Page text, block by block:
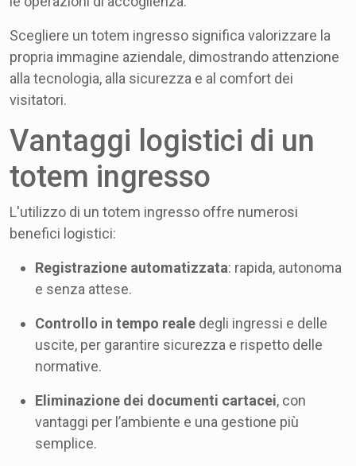
Scegliere un totem ingresso significa valorizzare la
propria immagine aziendale, dimostrando attenzione
alla tecnologia, alla sicurezza e al comfort dei
visitatori.
Vantaggi logistici di un
totem ingresso
L'utilizzo di un totem ingresso offre numerosi
benefici logistici:
Registrazione automatizzata: rapida, autonoma
e senza attese.
Controllo in tempo reale degli ingressi e delle
uscite, per garantire sicurezza e rispetto delle
normative.
Eliminazione dei documenti cartacei, con
vantaggi per l’ambiente e una gestione più
semplice.